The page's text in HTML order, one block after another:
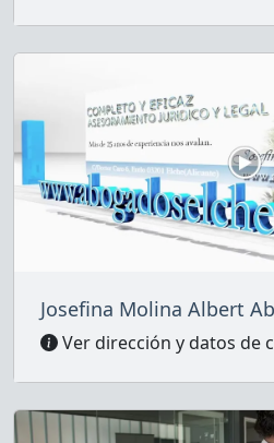
Josefina Molina Albert
Ver dirección y datos de